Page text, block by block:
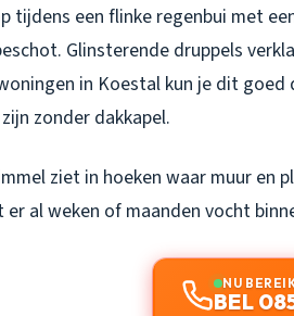
tijdens een flinke regenbui met
Glinsterende druppels
in Koestal kun je dit
zonder dakkapel.
ziet in hoeken waar muur en
al weken of maanden vocht
NU
BEL